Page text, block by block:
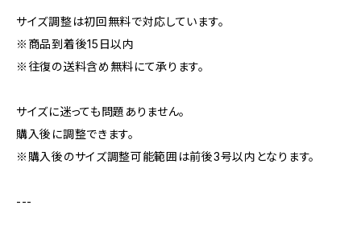
サイズ調整は初回無料で対応しています。
※商品到着後15日以内
※往復の送料含め無料にて承ります。
サイズに迷っても問題ありません。
購入後に調整できます。
※購入後のサイズ調整可能範囲は前後3号以内となります。
---